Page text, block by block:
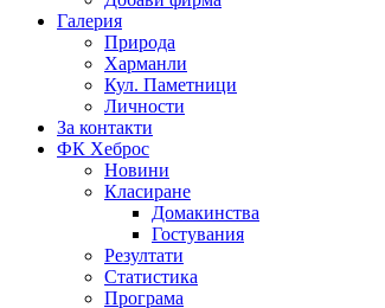
Галерия
Природа
Харманли
Кул. Паметници
Личности
За контакти
ФК Хеброс
Новини
Класиране
Домакинства
Гостувания
Резултати
Статистика
Програма